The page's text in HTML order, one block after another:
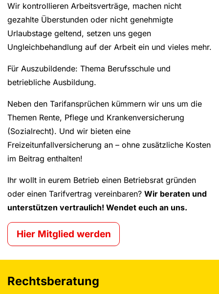
Wir kontrollieren Arbeitsverträge, machen nicht
gezahlte Überstunden oder nicht genehmigte
Urlaubstage geltend, setzen uns gegen
Ungleichbehandlung auf der Arbeit ein und vieles mehr.
Für Auszubildende: Thema Berufsschule und
betriebliche Ausbildung.
Neben den Tarifansprüchen kümmern wir uns um die
Themen Rente, Pflege und Krankenversicherung
(Sozialrecht). Und wir bieten eine
Freizeitunfallversicherung an – ohne zusätzliche Kosten
im Beitrag enthalten!
Ihr wollt in eurem Betrieb einen Betriebsrat gründen
oder einen Tarifvertrag vereinbaren? Wir beraten und
unterstützen vertraulich! Wendet euch an uns.
Hier Mitglied werden
Rechtsberatung